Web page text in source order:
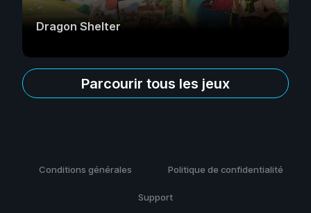
Dragon Shelter
Parcourir tous les jeux
Conditions générales Politique de confidentialité
Support